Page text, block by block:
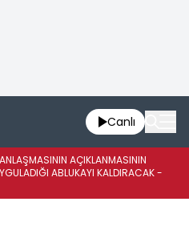
Canlı
AÇIKLANMASININ
ABLUKAYI KALDIRACAK -